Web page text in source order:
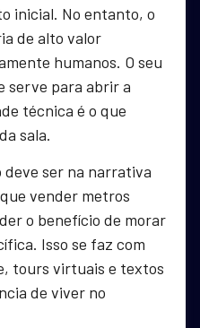
inicial. No entanto, o
de alto valor
humanos. O seu
serve para abrir a
técnica é o que
sala.
ser na narrativa
vender metros
o benefício de morar
Isso se faz com
tours virtuais e textos
de viver no